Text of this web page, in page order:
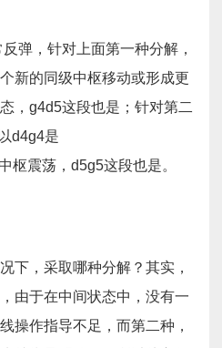
弹，针对上面第一种分解，
新的同级中枢移动或形成更
，g4d5这段也是；针对第二
d4g4是
枢震荡，d5g5这段也是。
下，采取哪种分解？其实，
由于在中间状态中，没有一
操作指导不足，而第二种，